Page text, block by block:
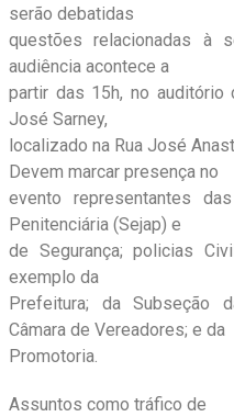
serão debatidas
questões relacionadas à
audiência acontece a
partir das 15h, no auditório
José Sarney,
localizado na Rua José
Devem marcar presença no
evento representantes
Penitenciária (Sejap) e
de Segurança; policias
exemplo da
Prefeitura; da Subseção
Câmara de Vereadores; e da
Promotoria.
Assuntos como tráfico de